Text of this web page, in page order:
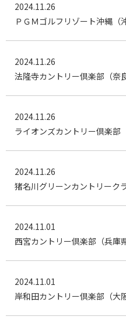
2024.11.26
ＰＧＭゴルフリゾート沖縄（
2024.11.26
法隆寺カントリー倶楽部（奈
2024.11.26
ライオンズカントリー倶楽部
2024.11.26
猪名川グリーンカントリーク
2024.11.01
西宮カントリー倶楽部（兵庫
2024.11.01
岸和田カントリー倶楽部（大